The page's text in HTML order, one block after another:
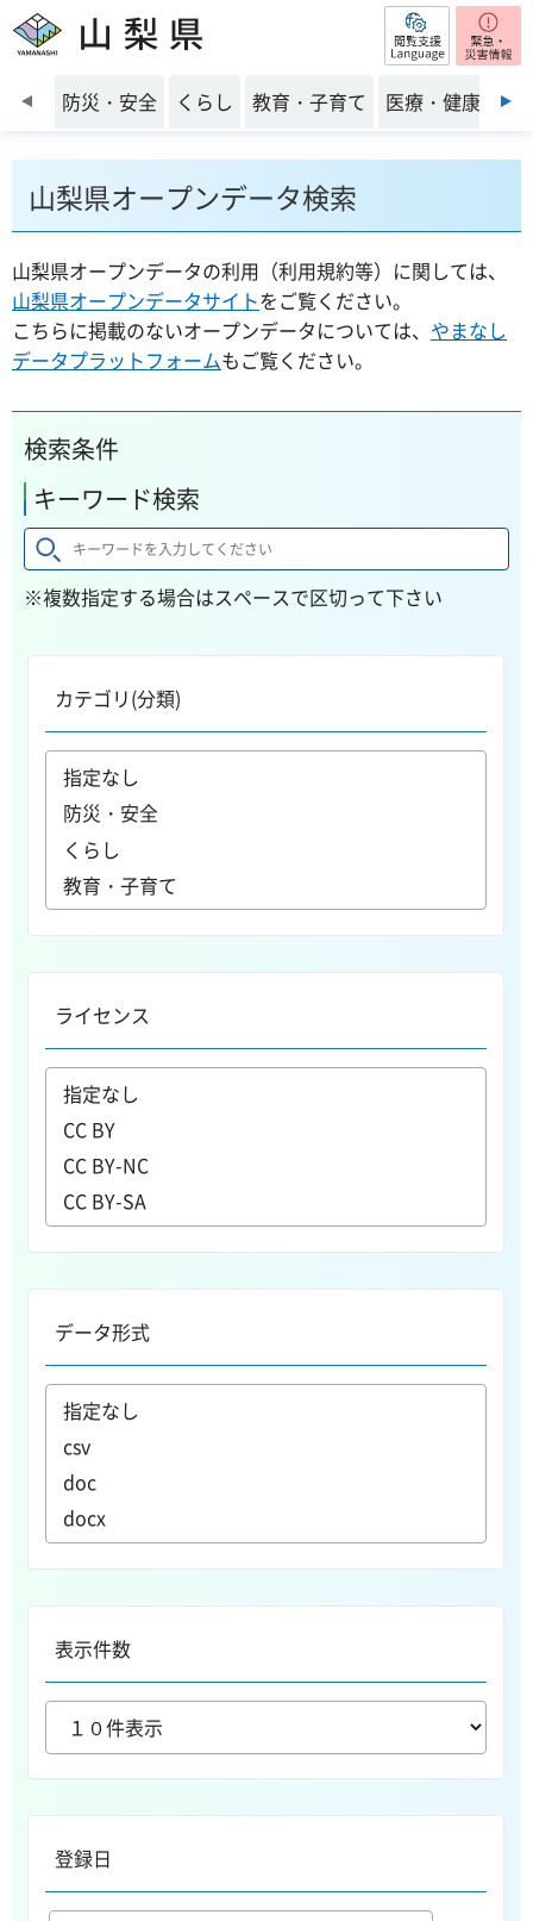
山梨県 閲覧支援
前のスライドを表示
防災・安全 くらし 教育・子育て 医療・健康・福
山梨県オープンデータ検索
山梨県オープンデータの利用（利用規約等）に関しては、
山梨県オープンデータサイトをご覧ください。
こちらに掲載のないオープンデータについては、 やまなし
データプラットフォームもご覧ください。
検索条件
キーワード検索
※複数指定する場合はスペースで区切って下さい
カテゴリ(分類)
ライセンス
データ形式
表示件数
登録日